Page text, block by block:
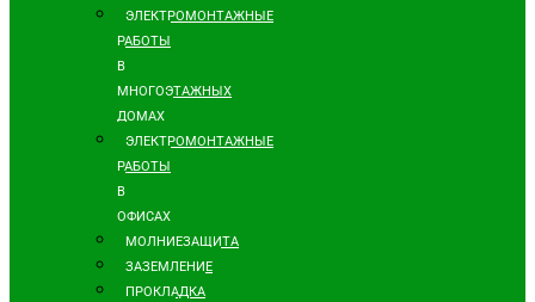
ЭЛЕКТРОМОНТАЖНЫЕ
РАБОТЫ
В
МНОГОЭТАЖНЫХ
ДОМАХ
ЭЛЕКТРОМОНТАЖНЫЕ
РАБОТЫ
В
ОФИСАХ
МОЛНИЕЗАЩИТА
ЗАЗЕМЛЕНИЕ
ПРОКЛАДКА